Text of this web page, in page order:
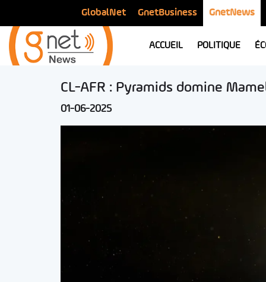
GlobalNet GnetBusiness GnetNews
ACCUEIL POLITIQUE
CL-AFR : Pyramids domine
01-06-2025